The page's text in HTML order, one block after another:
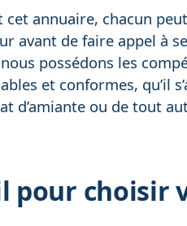
cet annuaire, chacun
avant de faire appel à
possédons les
et conformes, qu’il
d’amiante ou de tout
pour choisir